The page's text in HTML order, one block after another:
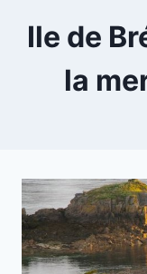
Ile de
la